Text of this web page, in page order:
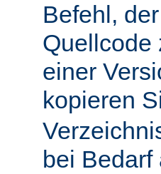
Befehl,
Quellcode
einer
kopieren
bei Bedarf